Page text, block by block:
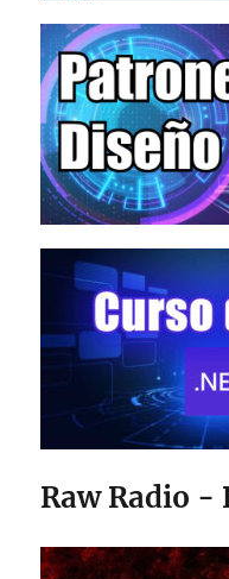
Raw Radio -